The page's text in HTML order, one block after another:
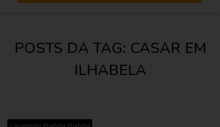
POSTS DA TAG: CASAR EM
ILHABELA